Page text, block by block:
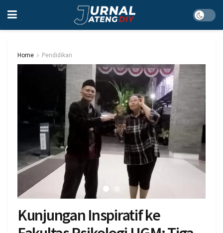
Home Pendidikan
Kunjungan Inspiratif ke